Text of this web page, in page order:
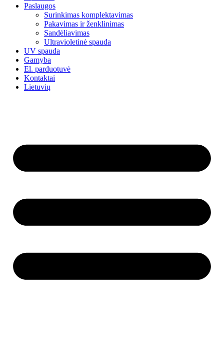
Paslaugos
Surinkimas komplektavimas
Pakavimas ir ženklinimas
Sandėliavimas
Ultravioletinė spauda
UV spauda
Gamyba
El. parduotuvė
Kontaktai
Lietuvių